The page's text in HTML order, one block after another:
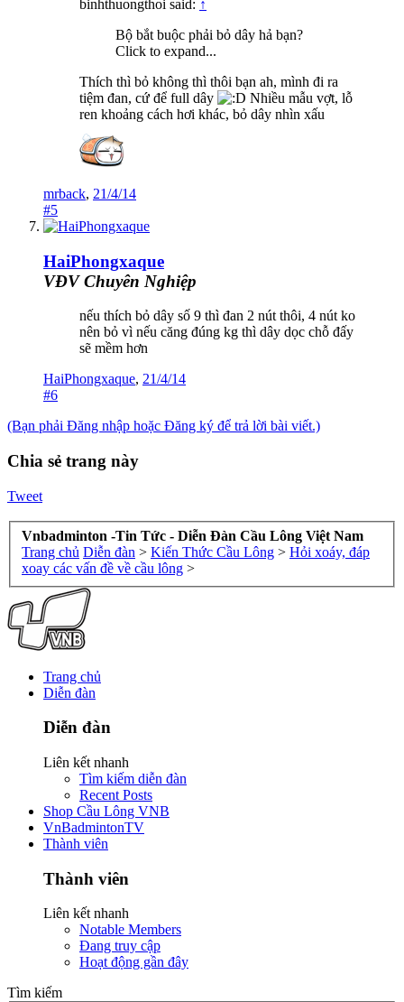
binhthuongthoi said: ↑
Bộ bắt buộc phải bỏ dây hả bạn?
Click to expand...
Thích thì bỏ không thì thôi bạn ah, mình đi ra
tiệm đan, cứ để full dây
Nhiều mẫu vợt, lỗ
ren khoảng cách hơi khác, bỏ dây nhìn xấu
mrback, 21/4/14
#5
HaiPhongxaque
VĐV Chuyên Nghiệp
nếu thích bỏ dây số 9 thì đan 2 nút thôi, 4 nút ko
nên bỏ vì nếu căng đúng kg thì dây dọc chỗ đấy
sẽ mềm hơn
HaiPhongxaque, 21/4/14
#6
(Bạn phải Đăng nhập hoặc Đăng ký để trả lời bài viết.)
Chia sẻ trang này
Tweet
Vnbadminton -Tin Tức - Diễn Đàn Cầu Lông Việt Nam
Trang chủ Diễn đàn > Kiến Thức Cầu Lông > Hỏi xoáy, đáp
xoay các vấn đề về cầu lông >
Trang chủ
Diễn đàn
Diễn đàn
Liên kết nhanh
Tìm kiếm diễn đàn
Recent Posts
Shop Cầu Lông VNB
VnBadmintonTV
Thành viên
Thành viên
Liên kết nhanh
Notable Members
Đang truy cập
Hoạt động gần đây
Tìm kiếm